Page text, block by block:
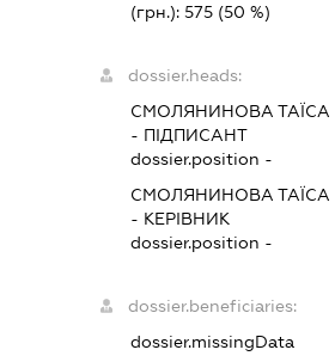
(грн.): 575(50 %)
dossier.heads:
СМОЛЯНИНОВА ТАЇСА
- ПІДПИСАНТ
dossier.position -
СМОЛЯНИНОВА ТАЇСА
- КЕРІВНИК
dossier.position -
dossier.beneficiaries:
dossier.missingData